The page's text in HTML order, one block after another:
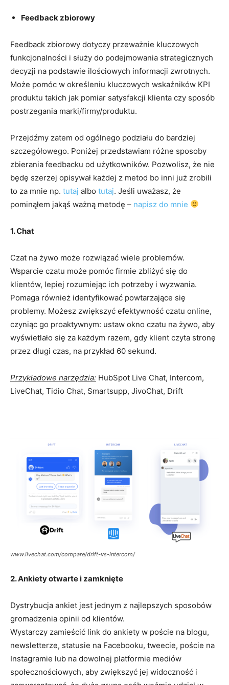
Feedback zbiorowy
Feedback zbiorowy dotyczy przeważnie kluczowych
funkcjonalności i służy do podejmowania strategicznych
decyzji na podstawie ilościowych informacji zwrotnych.
Może pomóc w określeniu kluczowych wskaźników KPI
produktu takich jak pomiar satysfakcji klienta czy sposób
postrzegania marki/firmy/produktu.
Przejdźmy zatem od ogólnego podziału do bardziej
szczegółowego. Poniżej przedstawiam różne sposoby
zbierania feedbacku od użytkowników. Pozwolisz, że nie
będę szerzej opisywał każdej z metod bo inni już zrobili
to za mnie np. tutaj albo tutaj. Jeśli uważasz, że
pominąłem jakąś ważną metodę – napisz do mnie
1. Chat
Czat na żywo może rozwiązać wiele problemów.
Wsparcie czatu może pomóc firmie zbliżyć się do
klientów, lepiej rozumiejąc ich potrzeby i wyzwania.
Pomaga również identyfikować powtarzające się
problemy. Możesz zwiększyć efektywność czatu online,
czyniąc go proaktywnym: ustaw okno czatu na żywo, aby
wyświetlało się za każdym razem, gdy klient czyta stronę
przez długi czas, na przykład 60 sekund.
Przykładowe narzędzia: HubSpot Live Chat, Intercom,
LiveChat, Tidio Chat, Smartsupp, JivoChat, Drift
www.livechat.com/compare/drift-vs-intercom/
2. Ankiety otwarte i zamknięte
Dystrybucja ankiet jest jednym z najlepszych sposobów
gromadzenia opinii od klientów.
Wystarczy zamieścić link do ankiety w poście na blogu,
newsletterze, statusie na Facebooku, tweecie, poście na
Instagramie lub na dowolnej platformie mediów
społecznościowych, aby zwiększyć jej widoczność i